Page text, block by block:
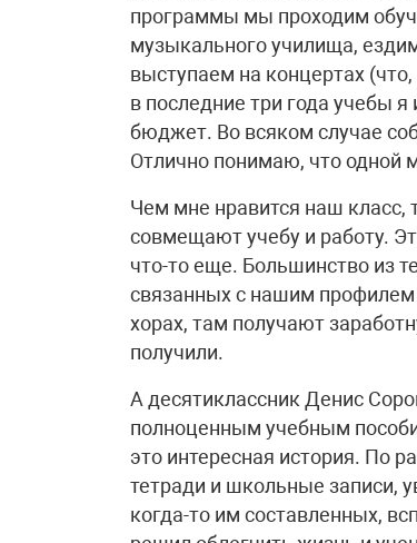
программы мы проходим
музыкального училища,
выступаем на концертах
в последние три года учебы
бюджет. Во всяком случае
Отлично понимаю, что одной
Чем мне нравится наш класс,
совмещают учебу и работу.
что-то еще. Большинство из
связанных с нашим
хорах, там получают
получили.
А десятиклассник Денис
полноценным учебным
это интересная история. По
тетради и школьные записи,
когда-то им составленных,